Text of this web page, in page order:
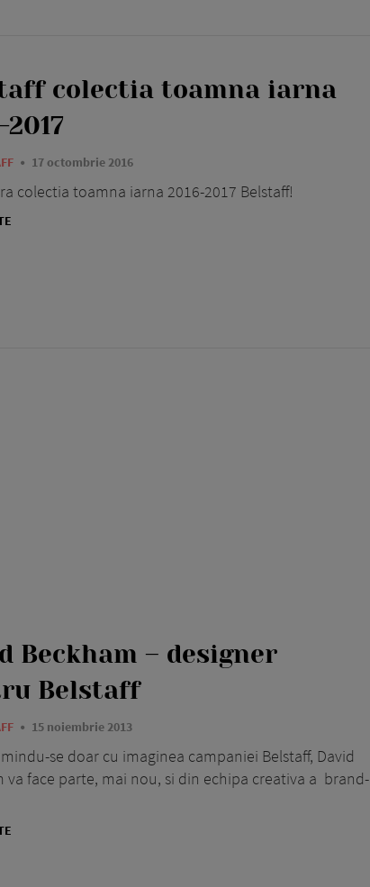
colectia toamna iarna
2017
17 octombrie 2016
colectia toamna iarna 2016-2017 Belstaff!
Beckham – designer
Belstaff
15 noiembrie 2013
se doar cu imaginea campaniei Belstaff, David
va face parte, mai nou, si din echipa creativa a brand-